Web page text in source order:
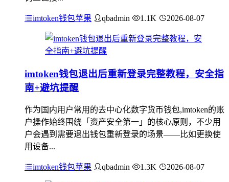
imtoken钱包苹果 qbadmin 1.1K 2026-08-07
imtoken钱包退出后重新登录完整教程，安全指
南+避坑提醒
作为国内用户常用的去中心化数字货币钱包,imtoken的账
户操作始终围绕「资产安全第一」的核心原则，不少用
户会遇到需要退出钱包重新登录的场景——比如更换使
用设备...
imtoken钱包苹果 qbadmin 1.3K 2026-08-07